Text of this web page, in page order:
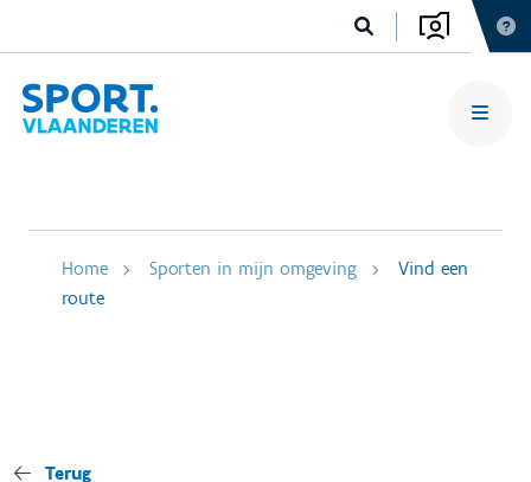
Home Sporten in mijn omgeving
Vind een
route
Terug